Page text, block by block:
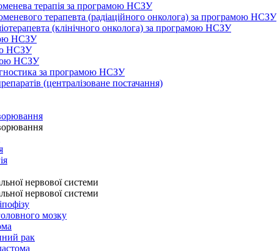
терапія за програмою НСЗУ
терапевта (радіаційного онколога) за програмою НСЗУ
(клінічного онколога) за програмою НСЗУ
НСЗУ
НСЗУ
НСЗУ
за програмою НСЗУ
(централізоване постачання)
нервової системи
нервової системи
мозку
рак